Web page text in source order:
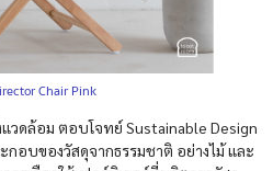
Chair Pink
วดล้อม ตอบโจทย์ Sustainable Design
กอบของวัสดุจากธรรมชาติ อย่างไม้ และ